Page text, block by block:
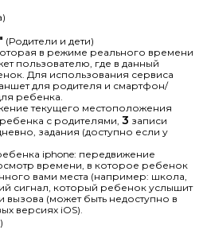
(Родители и дети)
в режиме реального времени
пользователю, где в данный
Для использования сервиса
для родителя и смартфон/
ребенка.
текущего местоположения
с родителями, 3 записи
задания (доступно если у
iphone: передвижение
времени, в которое ребенок
вами места (например: школа,
сигнал, который ребенок услышит
вызова (может быть недоступно в
версиях iOS).